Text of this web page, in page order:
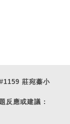
莊宛蓁小
反應或建議 :